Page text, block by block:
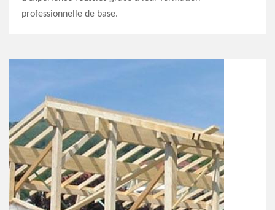
professionnelle de base.